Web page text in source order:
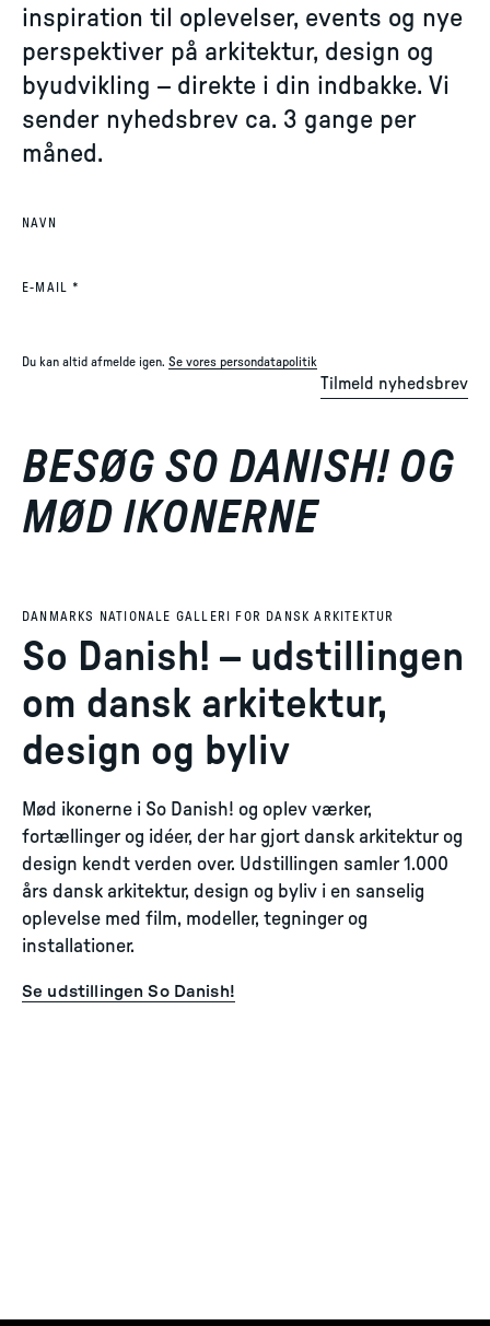
inspiration til oplevelser, events og nye
perspektiver på arkitektur, design og
byudvikling – direkte i din indbakke. Vi
sender nyhedsbrev ca. 3 gange per
måned.
NAVN
E-MAIL *
Du kan altid afmelde igen. Se vores persondatapolitik
Tilmeld nyhedsbrev
BESØG SO DANISH! OG
MØD IKONERNE
DANMARKS NATIONALE GALLERI FOR DANSK ARKITEKTUR
So Danish! – udstillingen
om dansk arkitektur,
design og byliv
Mød ikonerne i So Danish! og oplev værker,
fortællinger og idéer, der har gjort dansk arkitektur og
design kendt verden over. Udstillingen samler 1.000
års dansk arkitektur, design og byliv i en sanselig
oplevelse med film, modeller, tegninger og
installationer.
Se udstillingen So Danish!